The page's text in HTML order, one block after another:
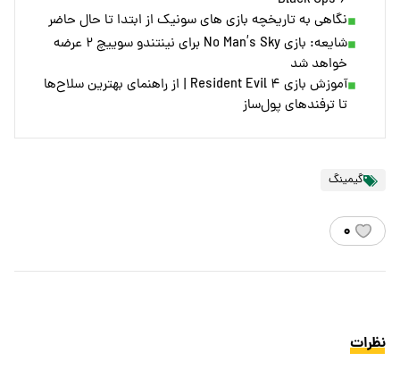
نگاهی به تاریخچه بازی‌ های سونیک از ابتدا تا حال حاضر
شایعه:‌ بازی No Man’s Sky برای نینتندو سوییچ ۲ عرضه
خواهد شد
آموزش بازی Resident Evil ۴ | از راهنمای بهترین سلاح‌ها
تا ترفندهای پول‌ساز
گیمینگ
۰
نظرات